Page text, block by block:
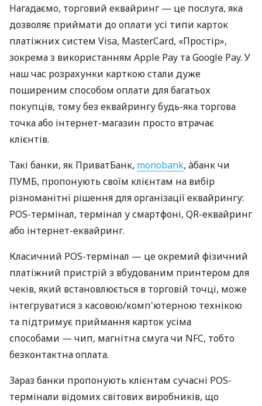
Нагадаємо, торговий еквайринг — це послуга, яка
дозволяє приймати до оплати усі типи карток
платіжних систем Visa, MasterCard, «Простір»,
зокрема з використанням Apple Pay та Google Pay. У
наш час розрахунки карткою стали дуже
поширеним способом оплати для багатьох
покупців, тому без еквайрингу будь-яка торгова
точка або інтернет-магазин просто втрачає
клієнтів.
Такі банки, як ПриватБанк, monobank, àбанк чи
ПУМБ, пропонують своїм клієнтам на вибір
різноманітні рішення для організації еквайрингу:
POS-термінал, термінал у смартфоні, QR-еквайринг
або інтернет-еквайринг.
Класичний POS-термінал — це окремий фізичний
платіжний пристрій з вбудованим принтером для
чеків, який встановлюється в торговій точці, може
інтегруватися з касовою/комп'ютерною технікою
та підтримує приймання карток усіма
способами — чип, магнітна смуга чи NFC, тобто
безконтактна оплата.
Зараз банки пропонують клієнтам сучасні POS-
термінали відомих світових виробників, що